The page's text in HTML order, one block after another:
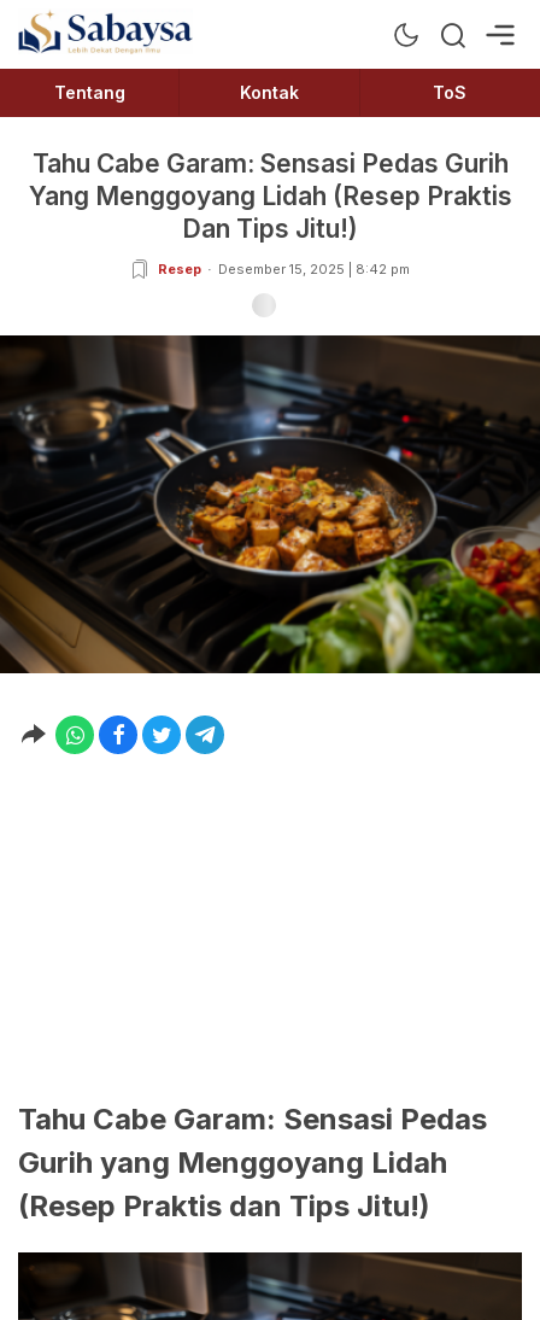
Sabaysa
Lebih Dekat Dengan Ilmu
Tentang Kontak ToS
Tahu Cabe Garam: Sensasi Pedas Gurih
Yang Menggoyang Lidah (Resep Praktis
Dan Tips Jitu!)
Resep Desember 15, 2025 | 8:42 pm
Tahu Cabe Garam: Sensasi Pedas
Gurih yang Menggoyang Lidah
(Resep Praktis dan Tips Jitu!)